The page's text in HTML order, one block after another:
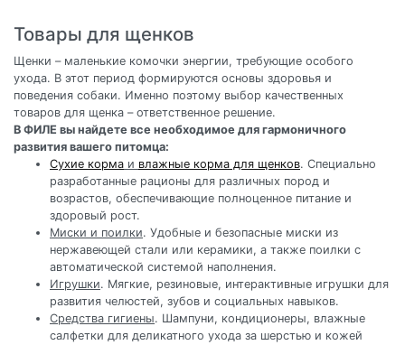
Товары для щенков
Щенки – маленькие комочки энергии, требующие особого
ухода. В этот период формируются основы здоровья и
поведения собаки. Именно поэтому выбор качественных
товаров для щенка – ответственное решение.
В ФИЛЕ вы найдете все необходимое для гармоничного
развития вашего питомца:
Сухие корма и влажные корма для щенков. Специально
разработанные рационы для различных пород и
возрастов, обеспечивающие полноценное питание и
здоровый рост.
Миски и поилки. Удобные и безопасные миски из
нержавеющей стали или керамики, а также поилки с
автоматической системой наполнения.
Игрушки. Мягкие, резиновые, интерактивные игрушки для
развития челюстей, зубов и социальных навыков.
Средства гигиены. Шампуни, кондиционеры, влажные
салфетки для деликатного ухода за шерстью и кожей